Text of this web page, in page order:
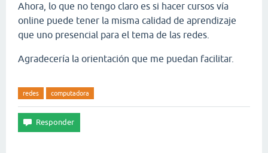
Ahora, lo que no tengo claro es si hacer cursos vía
online puede tener la misma calidad de aprendizaje
que uno presencial para el tema de las redes.
Agradecería la orientación que me puedan facilitar.
redes computadora